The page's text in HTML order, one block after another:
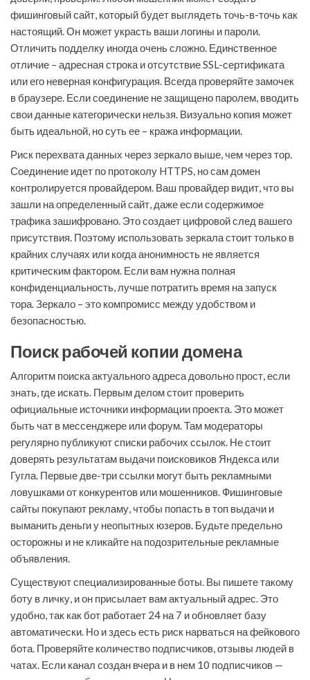
фишинговый сайт, который будет выглядеть точь-в-точь как
настоящий. Он может украсть ваши логины и пароли.
Отличить подделку иногда очень сложно. Единственное
отличие – адресная строка и отсутствие SSL-сертификата
или его неверная конфигурация. Всегда проверяйте замочек
в браузере. Если соединение не защищено паролем, вводить
свои данные категорически нельзя. Визуально копия может
быть идеальной, но суть ее – кража информации.
Риск перехвата данных через зеркало выше, чем через тор.
Соединение идет по протоколу HTTPS, но сам домен
контролируется провайдером. Ваш провайдер видит, что вы
зашли на определенный сайт, даже если содержимое
трафика зашифровано. Это создает цифровой след вашего
присутствия. Поэтому использовать зеркала стоит только в
крайних случаях или когда анонимность не является
критическим фактором. Если вам нужна полная
конфиденциальность, лучше потратить время на запуск
тора. Зеркало – это компромисс между удобством и
безопасностью.
Поиск рабочей копии домена
Алгоритм поиска актуального адреса довольно прост, если
знать, где искать. Первым делом стоит проверить
официальные источники информации проекта. Это может
быть чат в мессенджере или форум. Там модераторы
регулярно публикуют списки рабочих ссылок. Не стоит
доверять результатам выдачи поисковиков Яндекса или
Гугла. Первые две-три ссылки могут быть рекламными
ловушками от конкурентов или мошенников. Фишинговые
сайты покупают рекламу, чтобы попасть в топ выдачи и
выманить деньги у неопытных юзеров. Будьте предельно
осторожны и не кликайте на подозрительные рекламные
объявления.
Существуют специализированные боты. Вы пишете такому
боту в личку, и он присылает вам актуальный адрес. Это
удобно, так как бот работает 24 на 7 и обновляет базу
автоматически. Но и здесь есть риск нарваться на фейкового
бота. Проверяйте количество подписчиков, отзывы людей в
чатах. Если канал создан вчера и в нем 10 подписчиков —